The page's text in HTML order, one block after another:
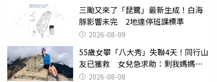
三颱又來了「琵鷺」最新生成！白海
豚影響未完 2地達停班課標準
2026-08-09
55歲女攀「八大秀」失聯4天！同行山
友已獲救 女兒急求助：剩我媽媽還
沒找到
2026-08-08